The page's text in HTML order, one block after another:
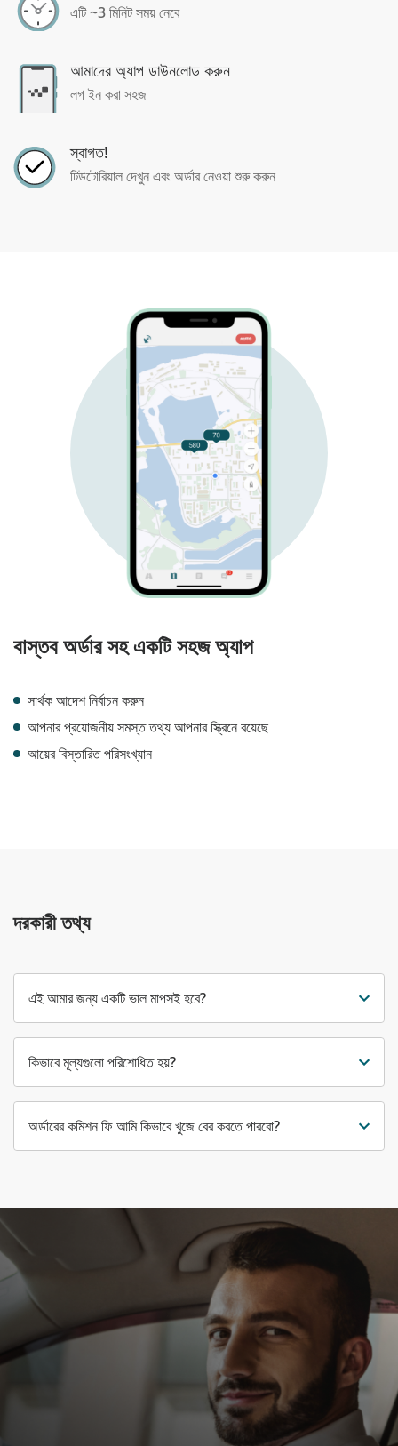
এটি ~3 মিনিট সময় নেবে
আমাদের অ্যাপ ডাউনলোড করুন
লগ ইন করা সহজ
স্বাগত!
টিউটোরিয়াল দেখুন এবং অর্ডার নেওয়া শুরু করুন
বাস্তব অর্ডার সহ একটি সহজ অ্যাপ
সার্থক আদেশ নির্বাচন করুন
আপনার প্রয়োজনীয় সমস্ত তথ্য আপনার স্ক্রিনে রয়েছে
আয়ের বিস্তারিত পরিসংখ্যান
দরকারী তথ্য
এই আমার জন্য একটি ভাল মাপসই হবে?
কিভাবে মূল্যগুলো পরিশোধিত হয়?
অর্ডারের কমিশন ফি আমি কিভাবে খুজে বের করতে পারবো?